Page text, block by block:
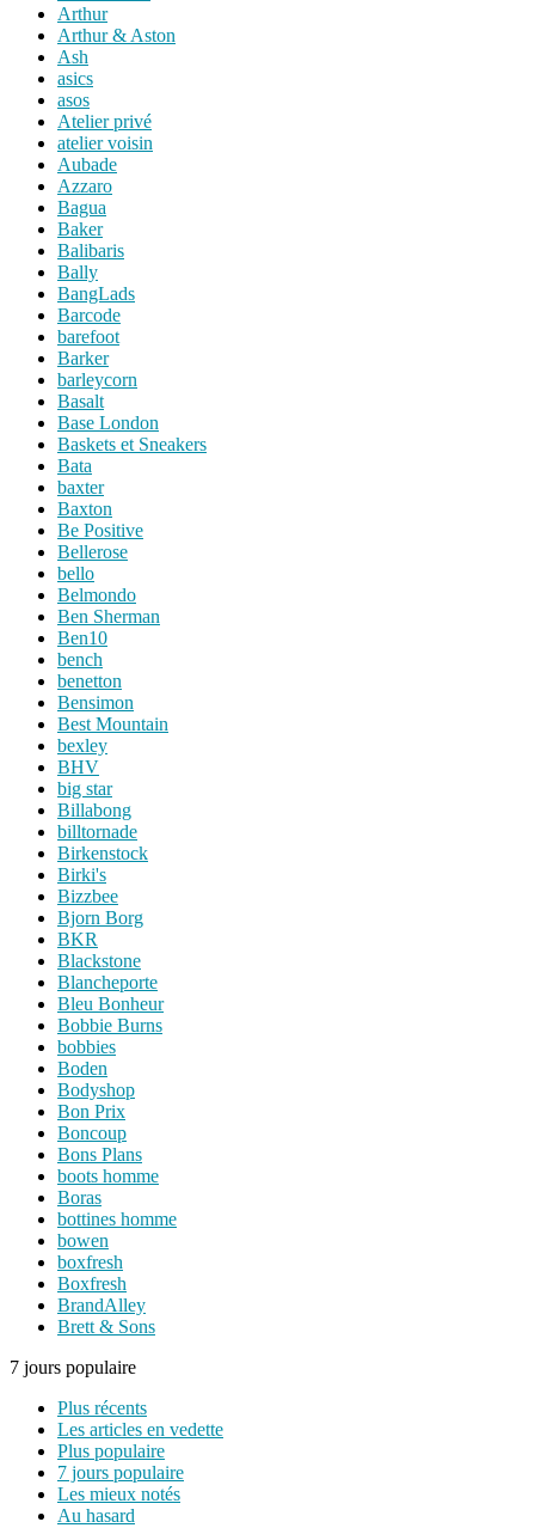
Arthur
Arthur & Aston
Ash
asics
asos
Atelier privé
atelier voisin
Aubade
Azzaro
Bagua
Baker
Balibaris
Bally
BangLads
Barcode
barefoot
Barker
barleycorn
Basalt
Base London
Baskets et Sneakers
Bata
baxter
Baxton
Be Positive
Bellerose
bello
Belmondo
Ben Sherman
Ben10
bench
benetton
Bensimon
Best Mountain
bexley
BHV
big star
Billabong
billtornade
Birkenstock
Birki's
Bizzbee
Bjorn Borg
BKR
Blackstone
Blancheporte
Bleu Bonheur
Bobbie Burns
bobbies
Boden
Bodyshop
Bon Prix
Boncoup
Bons Plans
boots homme
Boras
bottines homme
bowen
boxfresh
Boxfresh
BrandAlley
Brett & Sons
7 jours populaire
Plus récents
Les articles en vedette
Plus populaire
7 jours populaire
Les mieux notés
Au hasard